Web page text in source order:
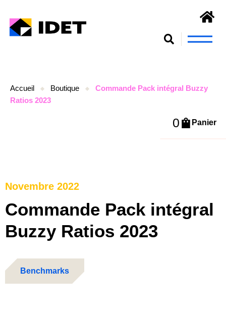
Accueil Boutique
Commande Pack intégral Buzzy
Ratios 2023
0 Panier
Novembre 2022
Commande Pack intégral
Buzzy Ratios 2023
Benchmarks